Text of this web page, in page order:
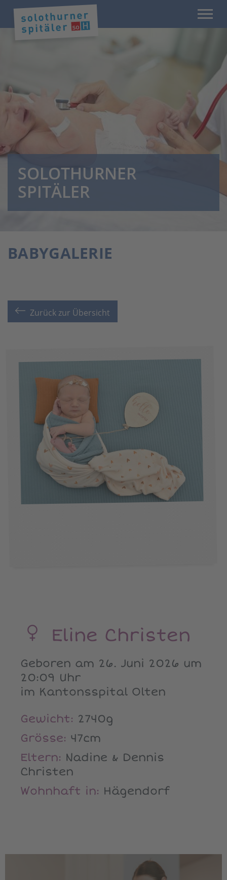
SOLOTHURNER
SPITÄLER
BABYGALERIE
Zurück zur Übersicht
Eline Christen
Geboren am 26. Juni 2026 um
20:09 Uhr
im Kantonsspital Olten
Gewicht: 2740g
Grösse: 47cm
Eltern: Nadine & Dennis
Christen
Wohnhaft in: Hägendorf